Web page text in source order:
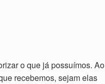
o que já possuímos. Ao
recebemos, sejam elas